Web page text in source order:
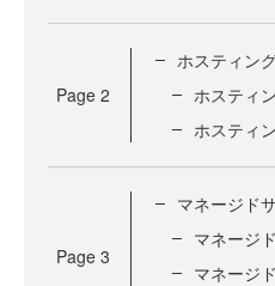
Page 2
ホスティン
ホスティ
ホスティ
Page 3
マネージド
マネージ
マネージ